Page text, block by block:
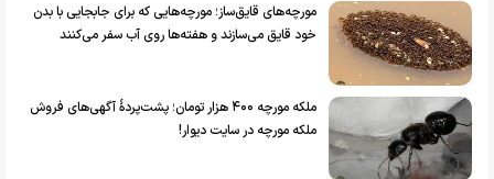
مورچه‌های قایق‌ساز؛ مورچه‌هایی که برای جابجایی با بدن
خود قایق می‌سازند و هفته‌ها روی آب سفر می‌کنند
ملکه مورچه ۴۰۰ هزار تومان؛ پشت‌پردهٔ آگهی‌های فروش
ملکه مورچه در سایت دیوار!